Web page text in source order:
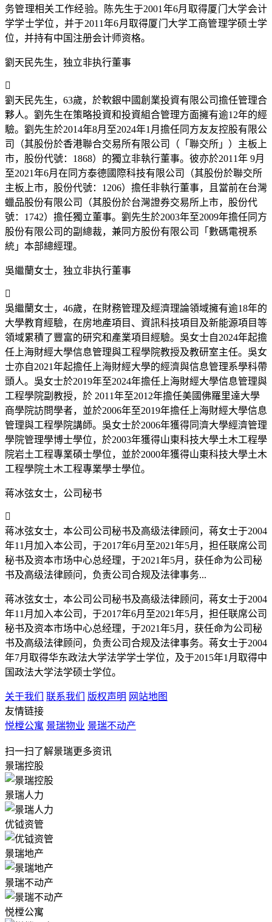
务管理相关工作经验。
陈先生于2001年6月取得厦门大学会计
学学士学位，并于2011年6月取得厦门大学工商管理学硕士学
位，并持有中国注册会计师资格。
劉天民先生，独立非执行董事

劉天民先生，63歲，於軟銀中國創業投資有限公司擔任管理合
夥人。劉先生在策略投資和投資組合管理方面擁有逾12年的經
驗。劉先生於2014年8月至2024年1月擔任同方友友控股有限公
司（其股份於香港聯合交易所有限公司（「聯交所」）主板上
市，股份代號：1868）的獨立非執行董事。彼亦於2011年 9月
至2021年6月在同方泰德國際科技有限公司（其股份於聯交所
主板上市，股份代號：1206）擔任非執行董事，且當前在台灣
蠟品股份有限公司（其股份於台灣證券交易所上市，股份代
號：1742）擔任獨立董事。劉先生於2003年至2009年擔任同方
股份有限公司的副總裁，兼同方股份有限公司「數碼電視系
統」本部總經理。
吳繼蘭女士，独立非执行董事

吳繼蘭女士，46歲，在財務管理及經濟理論領域擁有逾18年的
大學教育經驗，在房地產項目、資訊科技項目及新能源項目等
領域累積了豐富的研究和產業項目經驗。吳女士自2024年起擔
任上海財經大學信息管理與工程學院教授及教研室主任。吳女
士亦自2021年起擔任上海財經大學的經濟與信息管理系學科帶
頭人。吳女士於2019年至2024年擔任上海財經大學信息管理與
工程學院副教授，於 2011年至2012年擔任美國佛羅里達大學
商學院訪問學者，並於2006年至2019年擔任上海財經大學信息
管理與工程學院講師。吳女士於2006年獲得同濟大學經濟管理
學院管理學博士學位，於2003年獲得山東科技大學土木工程學
院岩土工程專業碩士學位，並於2000年獲得山東科技大學土木
工程學院土木工程專業學士學位。
蒋冰弦女士，公司秘书

蒋冰弦女士，本公司公司秘书及高级法律顾问，蒋女士于2004
年11月加入本公司，于2017年6月至2021年5月，担任联席公司
秘书及资本市场中心总经理，于2021年5月，获任命为公司秘
书及高级法律顾问，负责公司合规及法律事务...
蒋冰弦女士，本公司公司秘书及高级法律顾问，蒋女士于2004
年11月加入本公司，于2017年6月至2021年5月，担任联席公司
秘书及资本市场中心总经理，于2021年5月，获任命为公司秘
书及高级法律顾问，负责公司合规及法律事务。蒋女士于2004
年7月取得华东政法大学法学学士学位，及于2015年1月取得中
国政法大学法学硕士学位。
关于我们 联系我们 版权声明 网站地图
友情链接
悦樘公寓 景瑞物业 景瑞不动产
扫一扫了解景瑞更多资讯
景瑞控股
景瑞人力
优钺资管
景瑞地产
景瑞不动产
悦樘公寓